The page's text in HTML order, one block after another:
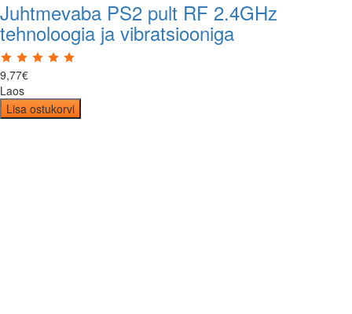
Juhtmevaba PS2 pult RF 2.4GHz
tehnoloogia ja vibratsiooniga
9,77€
Laos
Lisa ostukorvi